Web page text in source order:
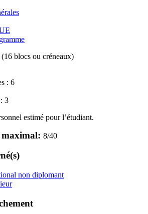
blocs ou créneaux)
: 6
3
estimé pour l’étudiant.
8/40
non diplomant